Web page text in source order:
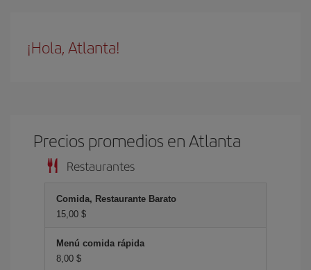
¡Hola, Atlanta!
Precios promedios en Atlanta
Restaurantes
Comida, Restaurante Barato
15,00 $
Menú comida rápida
8,00 $